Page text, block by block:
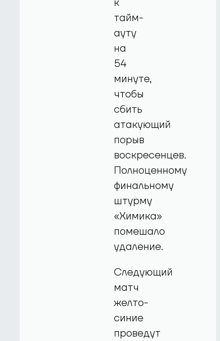
к
тайм-
ауту
на
54
минуте,
чтобы
сбить
атакующий
порыв
воскресенцев.
Полноценному
финальному
штурму
«Химика»
помешало
удаление.
Следующий
матч
желто-
синие
проведут